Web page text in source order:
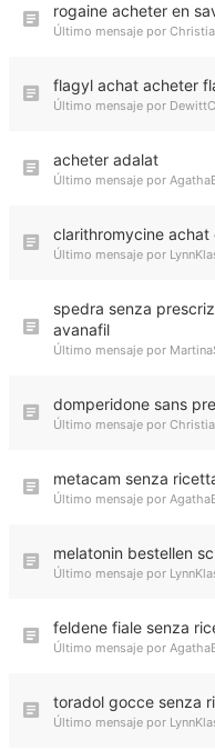
rogaine acheter en
Último mensaje por
flagyl achat acheter
Último mensaje por
acheter adalat
Último mensaje por
clarithromycine
Último mensaje por
spedra senza
avanafil
Último mensaje por
domperidone sans
Último mensaje por
metacam senza
Último mensaje por
melatonin bestellen
Último mensaje por
feldene fiale senza
Último mensaje por
toradol gocce senza
Último mensaje por